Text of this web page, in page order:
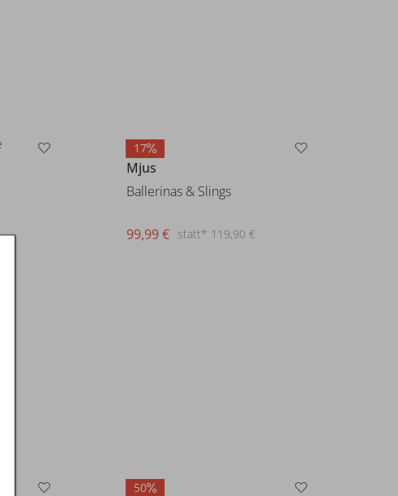
17
Mjus
Ballerinas & Slings
statt* 119,90 €
99,99 €
50